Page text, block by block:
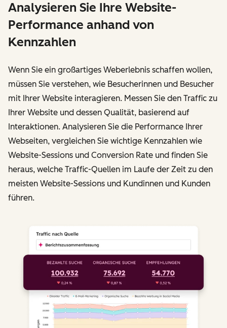
Analysieren Sie Ihre Website-
Performance anhand von
Kennzahlen
Wenn Sie ein großartiges Weberlebnis schaffen wollen,
müssen Sie verstehen, wie Besucherinnen und Besucher
mit Ihrer Website interagieren. Messen Sie den Traffic zu
Ihrer Website und dessen Qualität, basierend auf
Interaktionen. Analysieren Sie die Performance Ihrer
Webseiten, vergleichen Sie wichtige Kennzahlen wie
Website-Sessions und Conversion Rate und finden Sie
heraus, welche Traffic-Quellen im Laufe der Zeit zu den
meisten Website-Sessions und Kundinnen und Kunden
führen.